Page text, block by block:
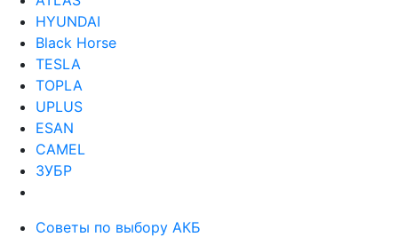
HYUNDAI
Black Horse
TESLA
TOPLA
UPLUS
ESAN
CAMEL
ЗУБР
Советы по выбору АКБ